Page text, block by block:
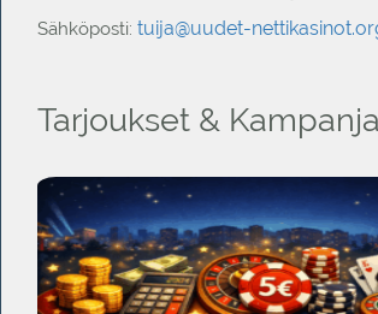
Sähköposti: tuija@uudet-
Tarjoukset &